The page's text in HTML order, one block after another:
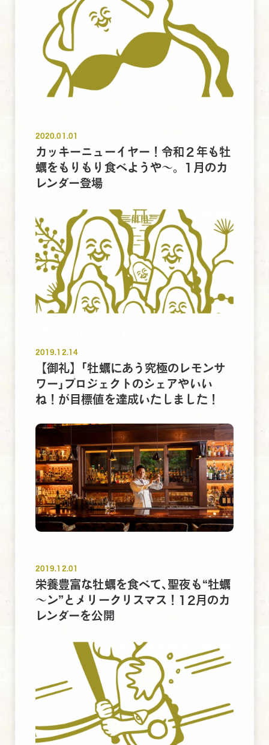
2020.01.01
カッキーニューイヤー！令和２年も牡
蠣をもりもり食べようや～。1月のカ
レンダー登場
2019.12.14
【御礼】｢牡蠣にあう究極のレモンサ
ワー｣プロジェクトのシェアやいい
ね！が目標値を達成いたしました！
2019.12.01
栄養豊富な牡蠣を食べて､聖夜も“牡蠣
～ン”とメリークリスマス！12月のカ
レンダーを公開